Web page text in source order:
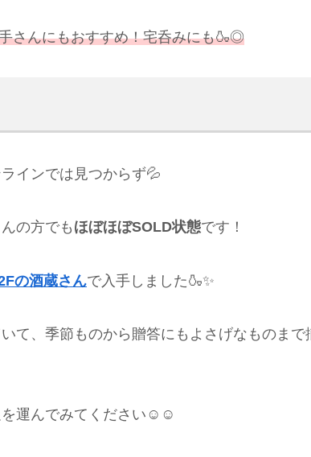
さんにもおすすめ！宅呑みにも🍶◎
インでは見つからず💦
の方でも ほぼほぼSOLD状態です！
の酒蔵さんで入手しました🍶✨
て、季節ものから贈答にもよさげなものまで
を運んでみてください☺☺